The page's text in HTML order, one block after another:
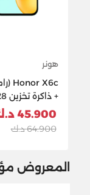
هونر
أزرق سماوي
45.900 د.ك
64.900 د.ك
المعروض